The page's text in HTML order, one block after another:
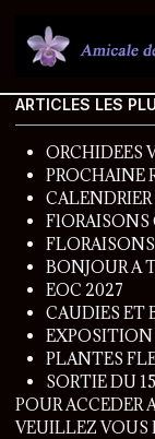
ARTICLES LES
ORCHIDEES
PROCHAINE
BONJOUR A
EOC 2027
CAUDIES ET
PLANTES
SORTIE DU
POUR ACCEDER
VEUILLEZ VOUS